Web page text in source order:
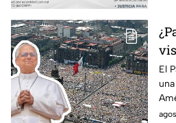
El